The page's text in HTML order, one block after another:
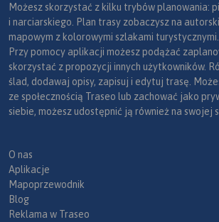
Możesz skorzystać z kilku trybów planowania:
i narciarskiego. Plan trasy zobaczysz na
mapowym z kolorowymi szlakami turystycznymi.
Przy pomocy aplikacji możesz podążać
skorzystać z propozycji innych użytkowników.
ślad, dodawaj opisy, zapisuj i edytuj trasę.
ze społecznością Traseo lub zachować jako
siebie, możesz udostępnić ją również na swojej
O nas
Aplikacje
Mapoprzewodnik
Blog
Reklama w Traseo